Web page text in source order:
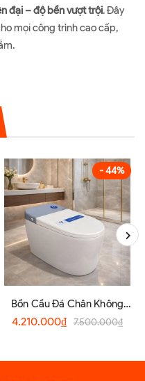
đại – độ bền vượt trội. Đây
mọi công trình cao cấp,
- 44%
Bồn Cầu Đá Chân Không
Dùng Điện Cao Cấp R6808
4.210.000₫ 7.500.000₫